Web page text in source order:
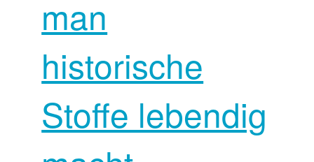
man
historische
Stoffe lebendig